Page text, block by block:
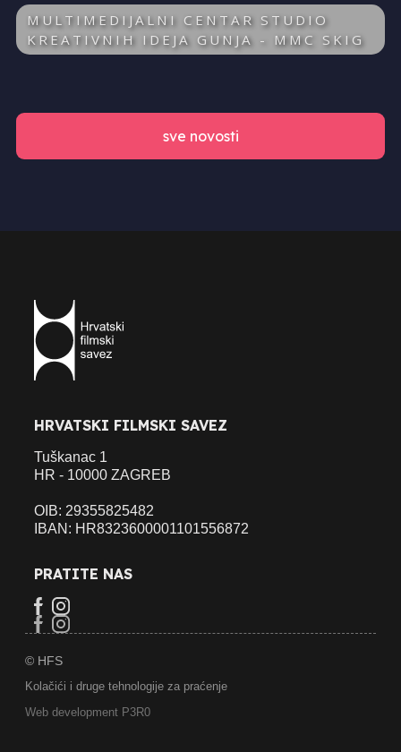
MULTIMEDIJALNI CENTAR STUDIO
KREATIVNIH IDEJA GUNJA - MMC SKIG
sve novosti
HRVATSKI FILMSKI SAVEZ
Tuškanac 1
HR - 10000 ZAGREB
OIB: 29355825482
IBAN: HR8323600001101556872
PRATITE NAS
© HFS
Kolačići i druge tehnologije za praćenje
Web development P3R0